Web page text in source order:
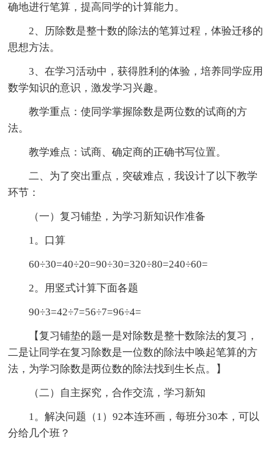
确地进行笔算，提高同学的计算能力。
2、历除数是整十数的除法的笔算过程，体验迁移的
思想方法。
3、在学习活动中，获得胜利的体验，培养同学应用
数学知识的意识，激发学习兴趣。
教学重点：使同学掌握除数是两位数的试商的方
法。
教学难点：试商、确定商的正确书写位置。
二、为了突出重点，突破难点，我设计了以下教学
环节：
（一）复习铺垫，为学习新知识作准备
1。口算
60÷30=40÷20=90÷30=320÷80=240÷60=
2。用竖式计算下面各题
90÷3=42÷7=56÷7=96÷4=
【复习铺垫的题一是对除数是整十数除法的复习，
二是让同学在复习除数是一位数的除法中唤起笔算的方
法，为学习除数是两位数的除法找到生长点。】
（二）自主探究，合作交流，学习新知
1。解决问题（1）92本连环画，每班分30本，可以
分给几个班？